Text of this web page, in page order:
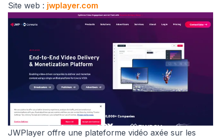
Site web : jwplayer.com
JWPlayer offre une plateforme vidéo axée sur les